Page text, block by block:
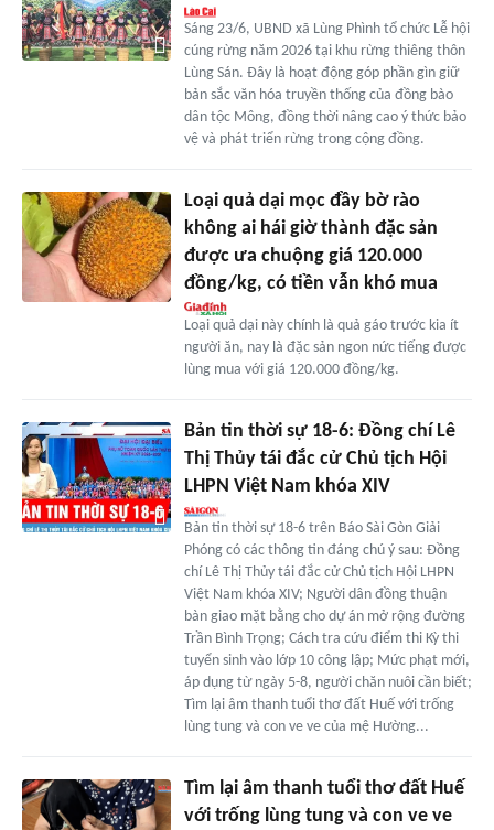
Sáng 23/6, UBND xã Lùng Phình tổ chức Lễ hội
cúng rừng năm 2026 tại khu rừng thiêng thôn
Lùng Sán. Đây là hoạt động góp phần gìn giữ
bản sắc văn hóa truyền thống của đồng bào
dân tộc Mông, đồng thời nâng cao ý thức bảo
vệ và phát triển rừng trong cộng đồng.
Loại quả dại mọc đầy bờ rào
không ai hái giờ thành đặc sản
được ưa chuộng giá 120.000
đồng/kg, có tiền vẫn khó mua
Loại quả dại này chính là quả gáo trước kia ít
người ăn, nay là đặc sản ngon nức tiếng được
lùng mua với giá 120.000 đồng/kg.
Bản tin thời sự 18-6: Đồng chí Lê
Thị Thủy tái đắc cử Chủ tịch Hội
LHPN Việt Nam khóa XIV
Bản tin thời sự 18-6 trên Báo Sài Gòn Giải
Phóng có các thông tin đáng chú ý sau: Đồng
chí Lê Thị Thủy tái đắc cử Chủ tịch Hội LHPN
Việt Nam khóa XIV; Người dân đồng thuận
bàn giao mặt bằng cho dự án mở rộng đường
Trần Bình Trọng; Cách tra cứu điểm thi Kỳ thi
tuyển sinh vào lớp 10 công lập; Mức phạt mới,
áp dụng từ ngày 5-8, người chăn nuôi cần biết;
Tìm lại âm thanh tuổi thơ đất Huế với trống
lùng tung và con ve ve của mệ Hường...
Tìm lại âm thanh tuổi thơ đất Huế
với trống lùng tung và con ve ve